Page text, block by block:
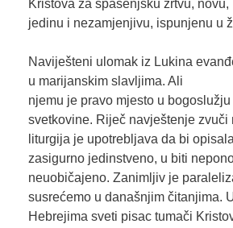
Kristova za spasenjsku žrtvu, novu,
jedinu i nezamjenjivu, ispunjenu u
Naviješteni ulomak iz Lukina
u marijanskim slavljima. Ali
njemu je pravo mjesto u
svetkovine. Riječ navještenje zvuči
liturgija je upotrebljava da bi
zasigurno jedinstveno, u biti
neuobičajeno. Zanimljiv je
susrećemo u današnjim čitanjima.
Hebrejima sveti pisac tumači